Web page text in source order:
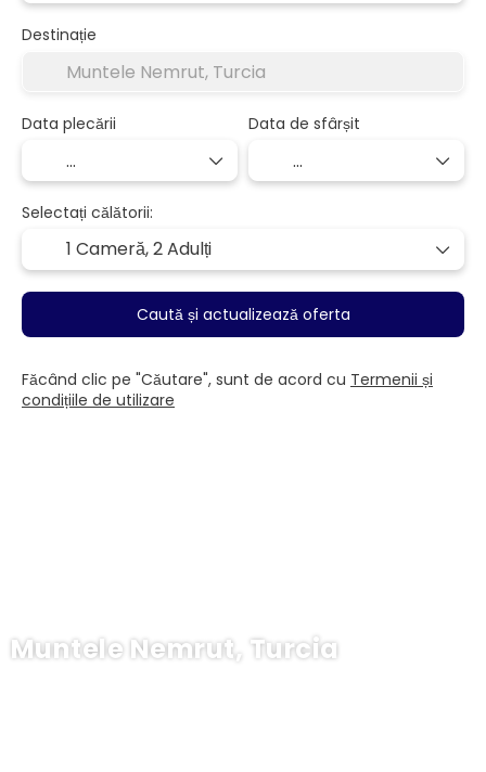
Muntele Nemrut, Turcia
Destinație
Data plecării Data de sfârșit
Selectați călătorii:
1 Cameră,2 Adulți
Caută și actualizează oferta
Făcând clic pe "Căutare", sunt de acord cu Termenii și
condițiile de utilizare